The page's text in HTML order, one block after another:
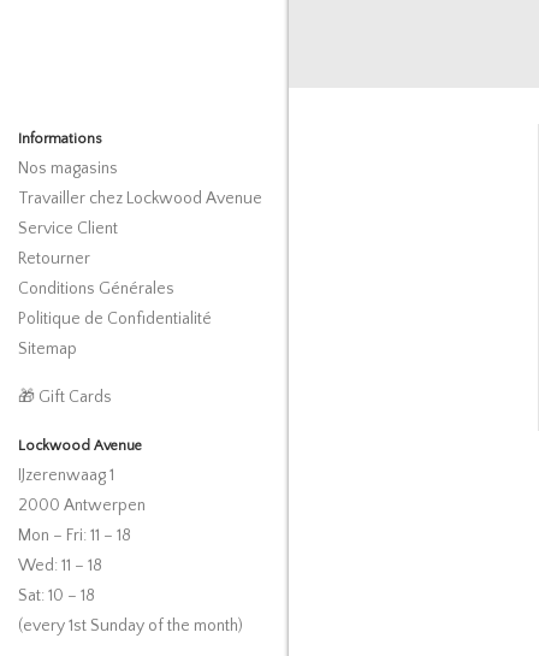
Informations
Nos magasins
Travailler chez Lockwood Avenue
Service Client
Retourner
Conditions Générales
Politique de Confidentialité
Sitemap
🎁 Gift Cards
Lockwood Avenue
IJzerenwaag 1
2000 Antwerpen
Mon – Fri: 11 – 18
Wed: 11 – 18
Sat: 10 – 18
(every 1st Sunday of the month)